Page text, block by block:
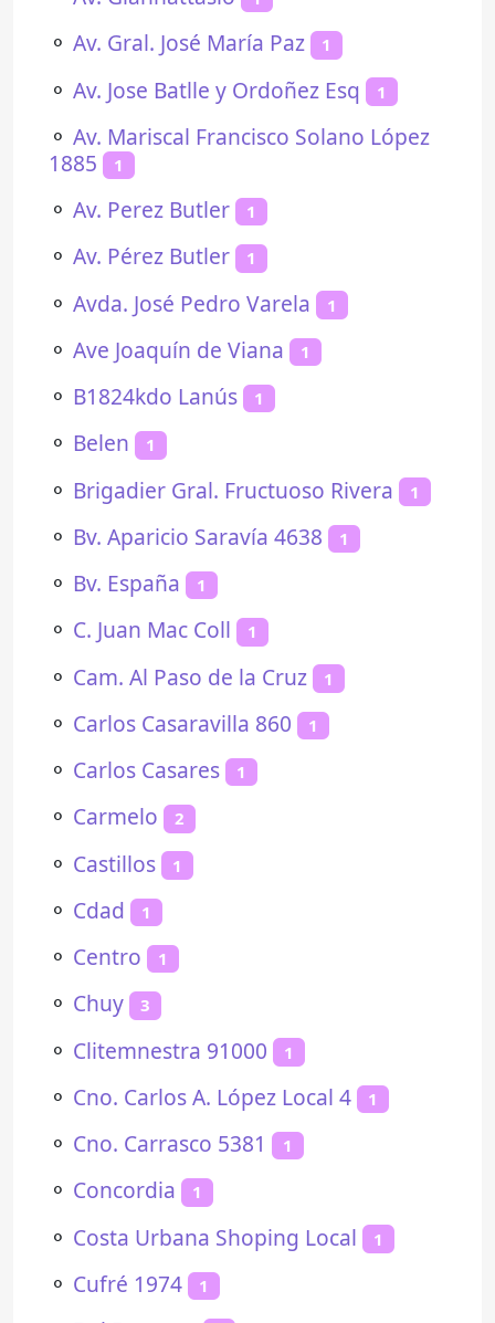
⚬ Av. Gral. José María Paz 1
⚬ Av. Jose Batlle y Ordoñez Esq 1
⚬ Av. Mariscal Francisco Solano López
1885
1
⚬ Av. Perez Butler 1
⚬ Av. Pérez Butler 1
⚬ Avda. José Pedro Varela 1
⚬ Ave Joaquín de Viana 1
⚬ B1824kdo Lanús 1
⚬ Belen 1
⚬ Brigadier Gral. Fructuoso Rivera 1
⚬ Bv. Aparicio Saravía 4638 1
⚬ Bv. España 1
⚬ C. Juan Mac Coll 1
⚬ Cam. Al Paso de la Cruz 1
⚬ Carlos Casaravilla 860 1
⚬ Carlos Casares 1
⚬ Carmelo 2
⚬ Castillos 1
⚬ Cdad 1
⚬ Centro 1
⚬ Chuy 3
⚬ Clitemnestra 91000 1
⚬ Cno. Carlos A. López Local 4 1
⚬ Cno. Carrasco 5381 1
⚬ Concordia 1
⚬ Costa Urbana Shoping Local 1
⚬ Cufré 1974 1